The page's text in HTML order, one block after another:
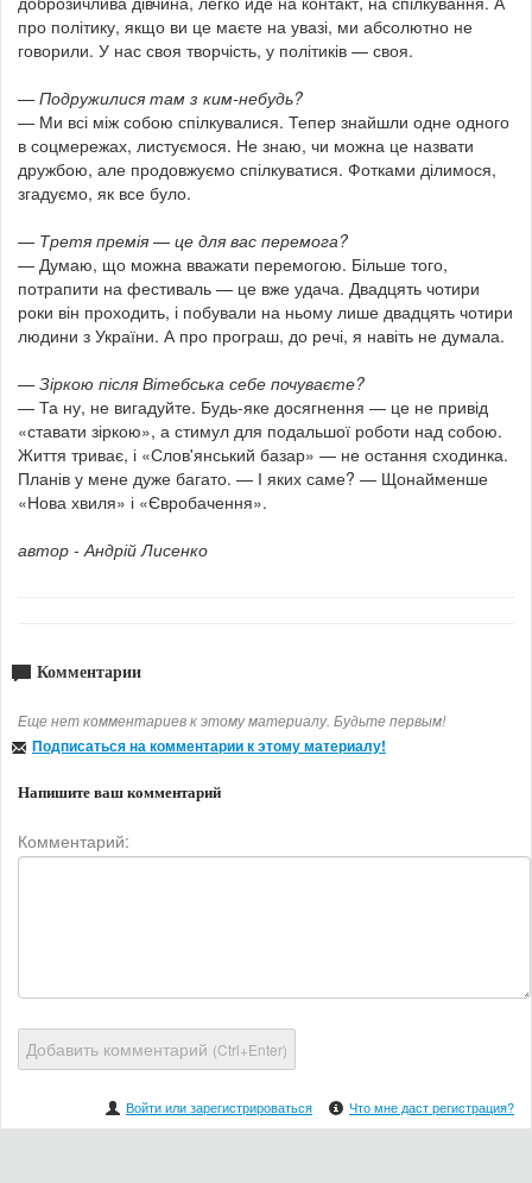
про політику, якщо ви це маєте на увазі, ми абсолютно не
говорили. У нас своя творчість, у політиків — своя.
— Подружилися там з ким-небудь?
— Ми всі між собою спілкувалися. Тепер знайшли одне одного
в соцмережах, листуємося. Не знаю, чи можна це назвати
дружбою, але продовжуємо спілкуватися. Фотками ділимося,
згадуємо, як все було.
— Третя премія — це для вас перемога?
— Думаю, що можна вважати перемогою. Більше того,
потрапити на фестиваль — це вже удача. Двадцять чотири
роки він проходить, і побували на ньому лише двадцять чотири
людини з України. А про програш, до речі, я навіть не думала.
— Зіркою після Вітебська себе почуваєте?
— Та ну, не вигадуйте. Будь-яке досягнення — це не привід
«ставати зіркою», а стимул для подальшої роботи над собою.
Життя триває, і «Слов'янський базар» — не остання сходинка.
Планів у мене дуже багато. — І яких саме? — Щонайменше
«Нова хвиля» і «Євробачення».
автор - Андрій Лисенко
Комментарии
Еще нет комментариев к этому материалу. Будьте первым!
Подписаться на комментарии к этому материалу!
Напишите ваш комментарий
Комментарий:
Добавить комментарий (Ctrl+Enter)
Войти или зарегистрироваться Что мне даст регистрация?